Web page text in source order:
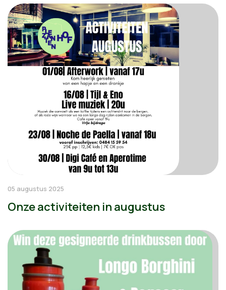
05 augustus 2025
Onze activiteiten in augustus